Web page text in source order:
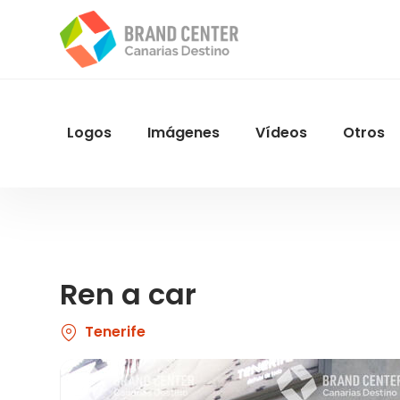
contenido
Menu
Logos Imágenes Vídeos Otros
Ren a car
Tenerife